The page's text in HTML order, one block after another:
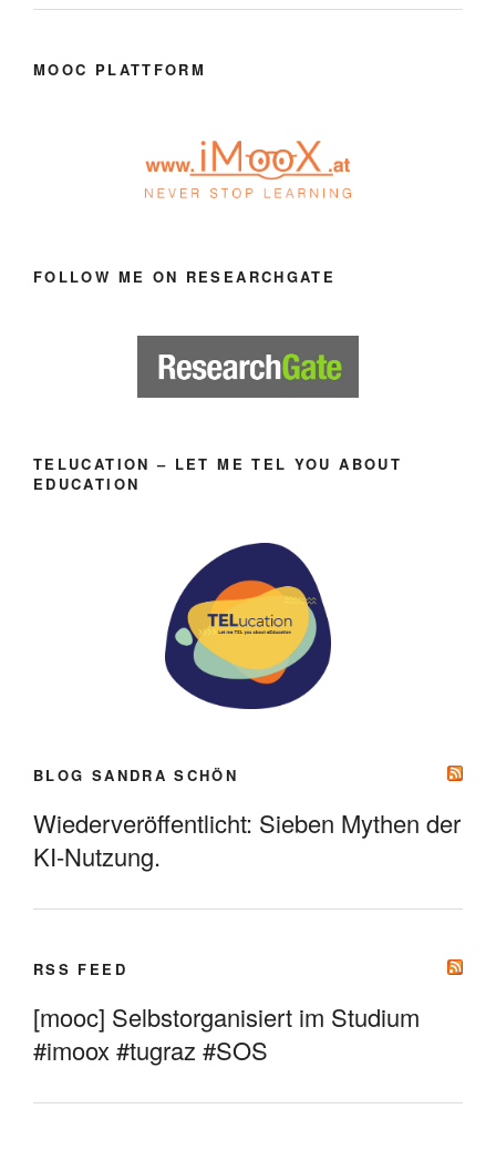
MOOC PLATTFORM
FOLLOW ME ON RESEARCHGATE
TELUCATION – LET ME TEL YOU ABOUT
EDUCATION
BLOG SANDRA SCHÖN
Wiederveröffentlicht: Sieben Mythen der
KI-Nutzung.
RSS FEED
[mooc] Selbstorganisiert im Studium
#imoox #tugraz #SOS